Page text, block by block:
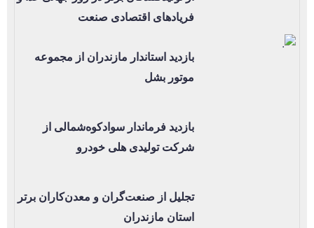
فریادهای اقتصادی صنعت
بازدید استاندار مازندران از مجموعه
موتور بشل
بازدید فرماندار سوادکوه‌شمالی از
شرکت تولیدی هلی خودرو
تجلیل از صنعت‌گران و معدن‌کاران برتر
استان مازندران